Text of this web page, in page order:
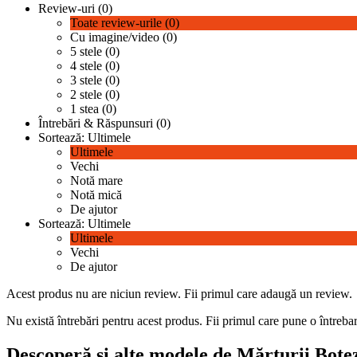
Review-uri (0)
Toate review-urile (0)
Cu imagine/video (0)
5 stele (0)
4 stele (0)
3 stele (0)
2 stele (0)
1 stea (0)
Întrebări & Răspunsuri (0)
Sortează: Ultimele
Ultimele
Vechi
Notă mare
Notă mică
De ajutor
Sortează: Ultimele
Ultimele
Vechi
De ajutor
Acest produs nu are niciun review. Fii primul care adaugă un review.
Nu există întrebări pentru acest produs. Fii primul care pune o